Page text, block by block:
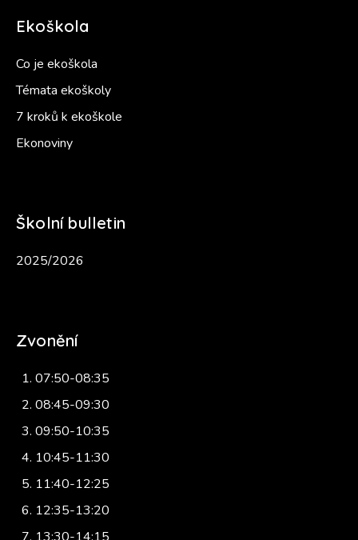
Ekoškola
Co je ekoškola
Témata ekoškoly
7 kroků k ekoškole
Ekonoviny
Školní bulletin
2025/2026
Zvonění
07:50-08:35
08:45-09:30
09:50-10:35
10:45-11:30
11:40-12:25
12:35-13:20